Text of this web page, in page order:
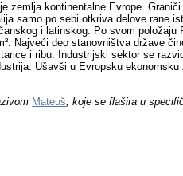
zemlja kontinentalne Evrope.
samo po sebi otkriva delove rane
i latinskog. Po svom
Najveći deo stanovništva države
i ribu. Industrijski sektor se
Ušavši u Evropsku ekonomsku
Mateuš , koje se flašira u